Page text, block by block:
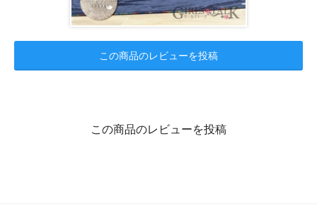
この商品のレビューを投稿
この商品のレビューを投稿